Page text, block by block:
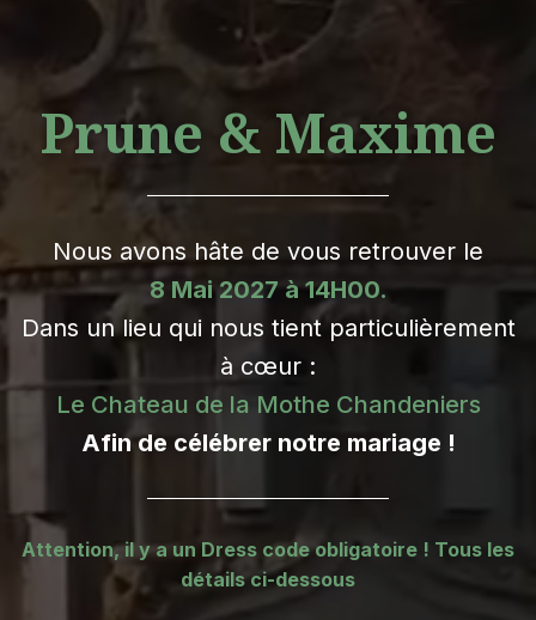
Prune & Maxime
Nous avons hâte de vous retrouver le
8 Mai 2027 à 14H00.
Dans un lieu qui nous tient particulièrement
à cœur :
Le Chateau de la Mothe Chandeniers
Afin de célébrer notre mariage !
Attention, il y a un Dress code obligatoire ! Tous les
détails ci-dessous